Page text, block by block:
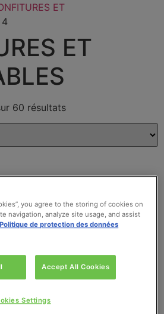
ET
ET
60 résultats
you agree to the storing of cookies on
navigation, analyze site usage, and assist
Politique de protection des données
Accept All Cookies
Settings